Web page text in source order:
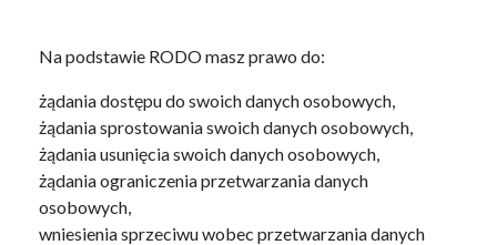
Na podstawie RODO masz prawo do:
żądania dostępu do swoich danych osobowych,
żądania sprostowania swoich danych osobowych,
żądania usunięcia swoich danych osobowych,
żądania ograniczenia przetwarzania danych
osobowych,
wniesienia sprzeciwu wobec przetwarzania danych